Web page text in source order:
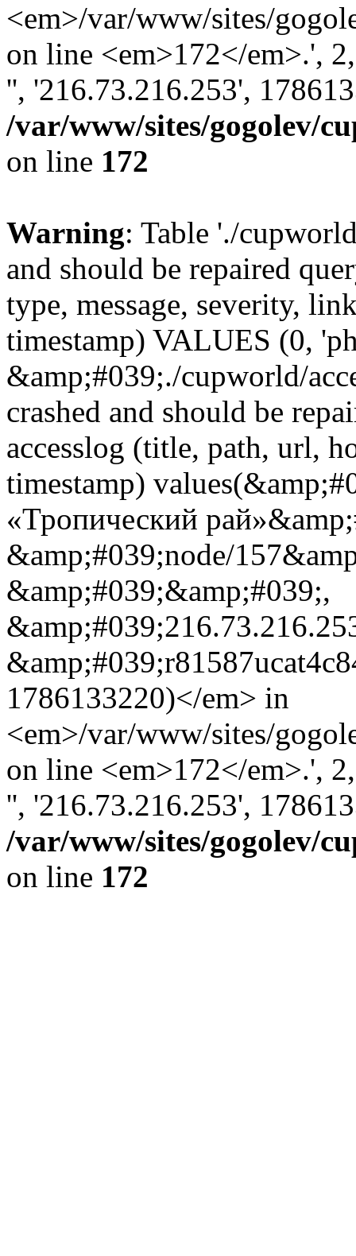
<em>/var/www/sites/
on line <em>172</em>.',
'', '216.73.216.253',
/var/www/sites/gogolev/
on line 172
Warning: Table './
and should be repaired
type, message, severity,
timestamp) VALUES (0,
&amp;#039;./cupworld/
crashed and should be
accesslog (title, path, url,
timestamp)
«Тропический
&amp;#039;node/
&amp;#039;&amp;#039;,
1786133220)</em> in
<em>/var/www/sites/
on line <em>172</em>.',
'', '216.73.216.253',
/var/www/sites/gogolev/
on line 172